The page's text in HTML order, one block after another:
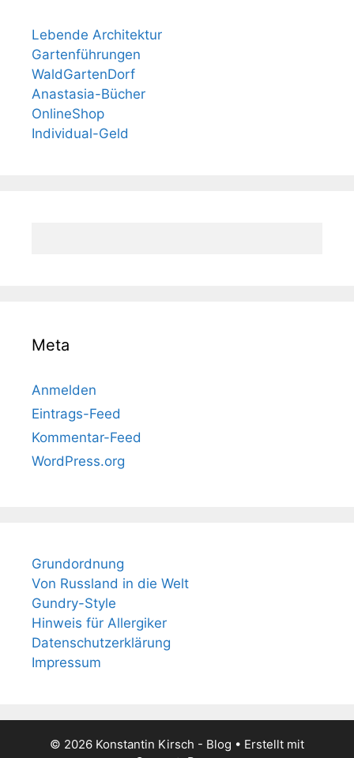
Lebende Architektur
Gartenführungen
WaldGartenDorf
Anastasia-Bücher
OnlineShop
Individual-Geld
Meta
Anmelden
Eintrags-Feed
Kommentar-Feed
WordPress.org
Grundordnung
Von Russland in die Welt
Gundry-Style
Hinweis für Allergiker
Datenschutzerklärung
Impressum
© 2026 Konstantin Kirsch - Blog • Erstellt mit